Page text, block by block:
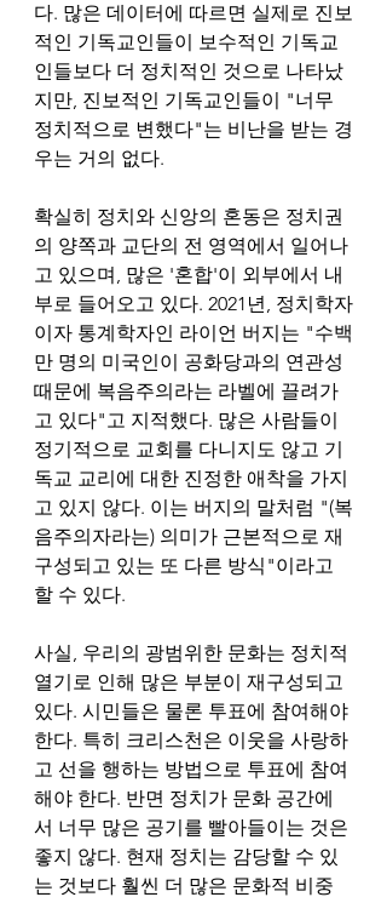
다. 많은 데이터에 따르면 실제로 진보
적인 기독교인들이 보수적인 기독교
인들보다 더 정치적인 것으로 나타났
지만, 진보적인 기독교인들이 "너무
정치적으로 변했다"는 비난을 받는 경
우는 거의 없다.
확실히 정치와 신앙의 혼동은 정치권
의 양쪽과 교단의 전 영역에서 일어나
고 있으며, 많은 '혼합'이 외부에서 내
부로 들어오고 있다. 2021년, 정치학자
이자 통계학자인 라이언 버지는 "수백
만 명의 미국인이 공화당과의 연관성
때문에 복음주의라는 라벨에 끌려가
고 있다"고 지적했다. 많은 사람들이
정기적으로 교회를 다니지도 않고 기
독교 교리에 대한 진정한 애착을 가지
고 있지 않다. 이는 버지의 말처럼 "(복
음주의자라는) 의미가 근본적으로 재
구성되고 있는 또 다른 방식"이라고
할 수 있다.
사실, 우리의 광범위한 문화는 정치적
열기로 인해 많은 부분이 재구성되고
있다. 시민들은 물론 투표에 참여해야
한다. 특히 크리스천은 이웃을 사랑하
고 선을 행하는 방법으로 투표에 참여
해야 한다. 반면 정치가 문화 공간에
서 너무 많은 공기를 빨아들이는 것은
좋지 않다. 현재 정치는 감당할 수 있
는 것보다 훨씬 더 많은 문화적 비중